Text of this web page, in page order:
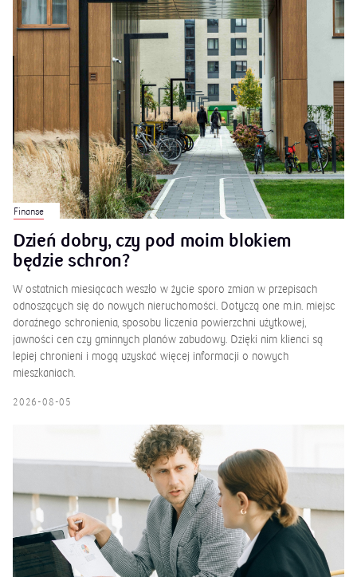
Finanse
Dzień dobry, czy pod moim blokiem
będzie schron?
W ostatnich miesiącach weszło w życie sporo zmian w przepisach
odnoszących się do nowych nieruchomości. Dotyczą one m.in. miejsc
doraźnego schronienia, sposobu liczenia powierzchni użytkowej,
jawności cen czy gminnych planów zabudowy. Dzięki nim klienci są
lepiej chronieni i mogą uzyskać więcej informacji o nowych
mieszkaniach.
2026-08-05